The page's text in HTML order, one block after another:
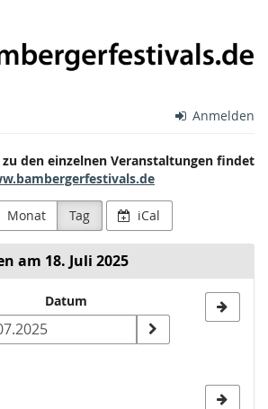
Anmelden
den einzelnen Veranstaltungen findet
Monat Tag iCal
am 18. Juli 2025
Datum